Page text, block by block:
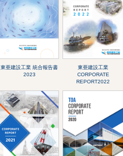
東亜建設工業 統合報告書
2023
東亜建設工業
CORPORATE
REPORT2022